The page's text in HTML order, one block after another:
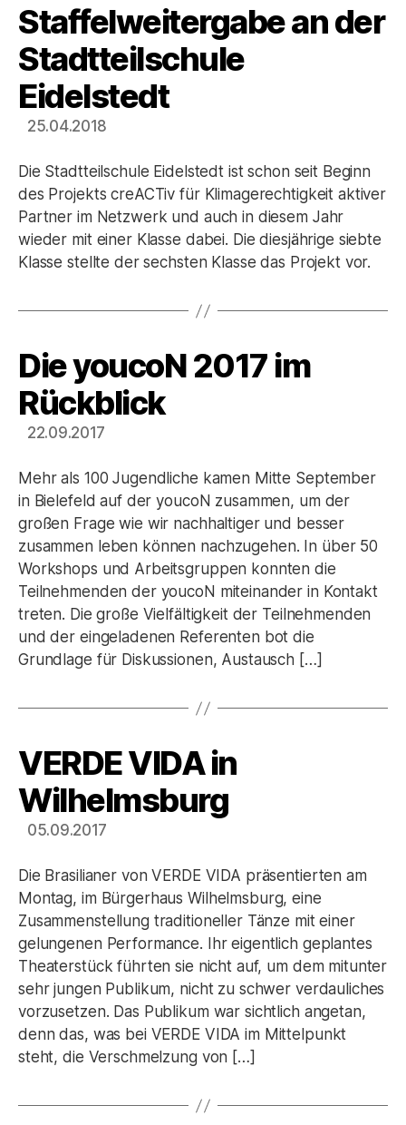
Kategorien
Staffelweitergabe an der
Stadtteilschule
Eidelstedt
25.04.2018
Die Stadtteilschule Eidelstedt ist schon seit Beginn
des Projekts creACTiv für Klimagerechtigkeit aktiver
Partner im Netzwerk und auch in diesem Jahr
wieder mit einer Klasse dabei. Die diesjährige siebte
Klasse stellte der sechsten Klasse das Projekt vor.
Kategorien
Die youcoN 2017 im
Rückblick
22.09.2017
Mehr als 100 Jugendliche kamen Mitte September
in Bielefeld auf der youcoN zusammen, um der
großen Frage wie wir nachhaltiger und besser
zusammen leben können nachzugehen. In über 50
Workshops und Arbeitsgruppen konnten die
Teilnehmenden der youcoN miteinander in Kontakt
treten. Die große Vielfältigkeit der Teilnehmenden
und der eingeladenen Referenten bot die
Grundlage für Diskussionen, Austausch […]
Kategorien
VERDE VIDA in
Wilhelmsburg
05.09.2017
Die Brasilianer von VERDE VIDA präsentierten am
Montag, im Bürgerhaus Wilhelmsburg, eine
Zusammenstellung traditioneller Tänze mit einer
gelungenen Performance. Ihr eigentlich geplantes
Theaterstück führten sie nicht auf, um dem mitunter
sehr jungen Publikum, nicht zu schwer verdauliches
vorzusetzen. Das Publikum war sichtlich angetan,
denn das, was bei VERDE VIDA im Mittelpunkt
steht, die Verschmelzung von […]